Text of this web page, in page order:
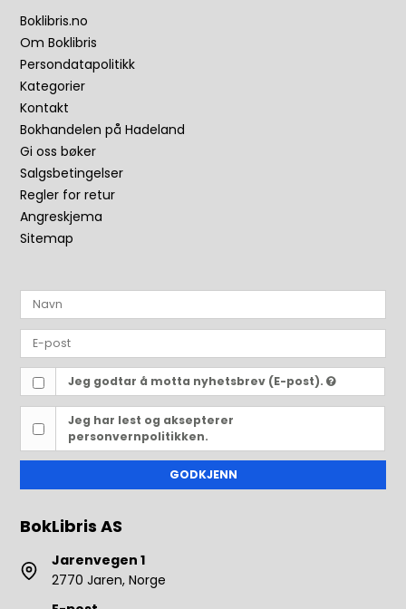
Boklibris.no
Om Boklibris
Persondatapolitikk
Kategorier
Kontakt
Bokhandelen på Hadeland
Gi oss bøker
Salgsbetingelser
Regler for retur
Angreskjema
Sitemap
Jeg godtar å motta nyhetsbrev (E-post).
Jeg har lest og aksepterer
personvernpolitikken.
GODKJENN
BokLibris AS
Jarenvegen 1
2770 Jaren, Norge